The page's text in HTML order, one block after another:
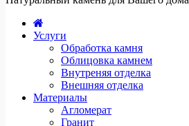
Услуги
Обработка камня
Облицовка камнем
Внутреняя отделка
Внешняя отделка
Материалы
Агломерат
Гранит